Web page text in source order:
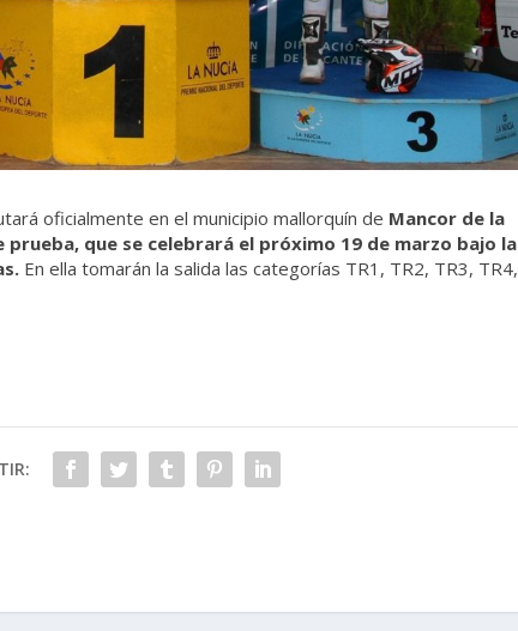
oficialmente en el municipio mallorquín de Mancor de la
que se celebrará el próximo 19 de marzo bajo la
En ella tomarán la salida las categorías TR1, TR2, TR3, TR4,